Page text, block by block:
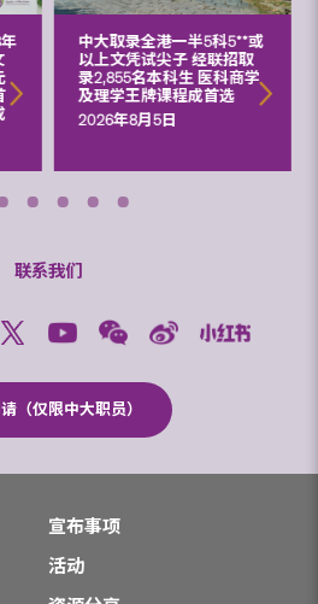
中大取录全港一半5科5**或
以上文凭试尖子 经联招取
录2,855名本科生 医科商学
及理学王牌课程成首选
2026年8月5日
联系我们
（仅限中大职员）
宣布事项
活动